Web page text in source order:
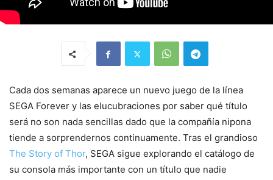
Cada dos semanas aparece un nuevo juego de la línea
SEGA Forever y las elucubraciones por saber qué título
será no son nada sencillas dado que la compañía nipona
tiende a sorprendernos continuamente. Tras el grandioso
The Story of Thor, SEGA sigue explorando el catálogo de
su consola más importante con un título que nadie